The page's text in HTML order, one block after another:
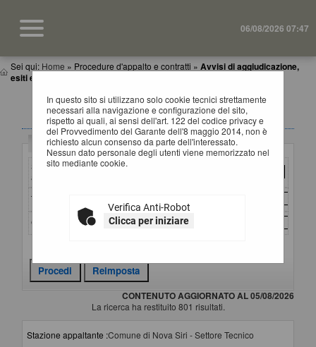
06/08/2026 07:47
Sei qui: Home » Procedure d'appalto e contratti » Avvisi di aggiudicazione,
esiti e affida...
In questo sito si utilizzano solo cookie tecnici strettamente
necessari alla navigazione e configurazione del sito,
rispetto ai quali, ai sensi dell'art. 122 del codice privacy e
del Provvedimento del Garante dell'8 maggio 2014, non è
richiesto alcun consenso da parte dell'interessato.
Nessun dato personale degli utenti viene memorizzato nel
sito mediante cookie.
Verifica Anti-Robot
Clicca per iniziare
AVVISI DI AGGIUDICAZIONE, ESITI E
AFFIDAMENTI
Criteri di ricerca
Stazione
appaltante :
Titolo :
CIG :
CONTENUTO AGGIORNATO AL 05/08/2026
La ricerca ha restituito 801 risultati.
Stazione appaltante :Comune di Nova Siri - Settore Tecnico